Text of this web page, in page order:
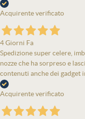
Acquirente verificato
4 Giorni Fa
Spedizione super celere,
nozze che ha sorpreso e
contenuti anche dei gadget
Acquirente verificato